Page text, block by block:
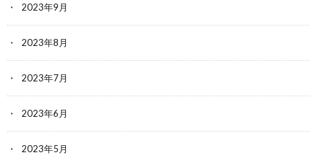
2023年9月
2023年8月
2023年7月
2023年6月
2023年5月